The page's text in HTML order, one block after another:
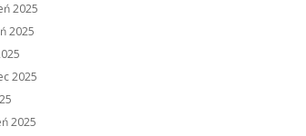
2025
2025
2025
2025